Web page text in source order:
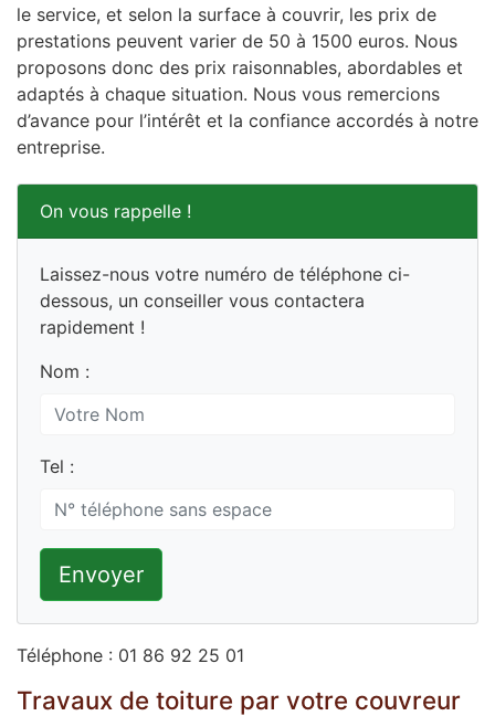
le service, et selon la surface à couvrir, les prix de
prestations peuvent varier de 50 à 1500 euros. Nous
proposons donc des prix raisonnables, abordables et
adaptés à chaque situation. Nous vous remercions
d’avance pour l’intérêt et la confiance accordés à notre
entreprise.
On vous rappelle !
Laissez-nous votre numéro de téléphone ci-
dessous, un conseiller vous contactera
rapidement !
Nom :
Tel :
Envoyer
Téléphone : 01 86 92 25 01
Travaux de toiture par votre couvreur